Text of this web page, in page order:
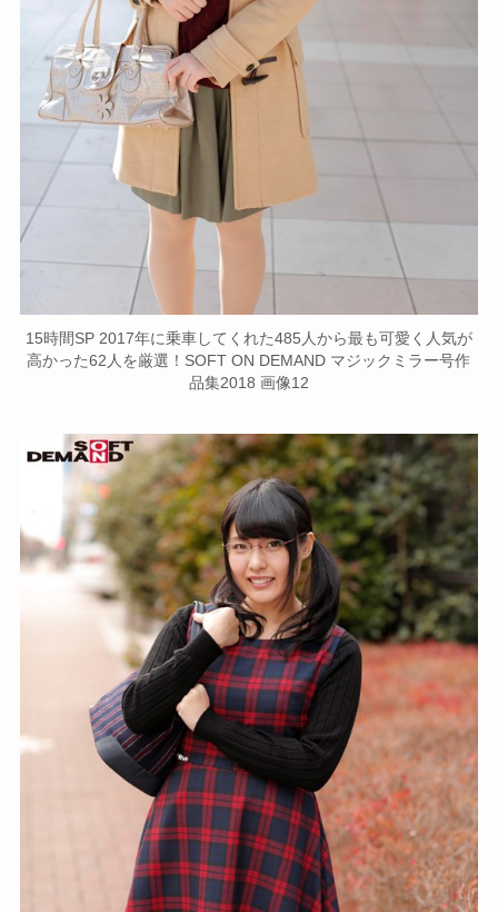
15時間SP 2017年に乗車してくれた485人から最も可愛く人気が
高かった62人を厳選！SOFT ON DEMAND マジックミラー号作
品集2018 画像12